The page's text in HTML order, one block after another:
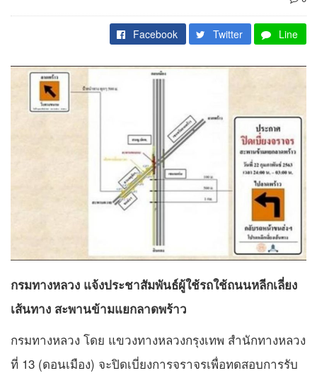
Facebook Twitter Line
กรมทางหลวง​ แจ้งประชาสัมพันธ์ผู้ใช้รถใช้ถนนหลีกเลี่ยง
เส้นทาง สะพานข้ามแยกลาดพร้าว
กรมทางหลวง โดย แขวงทางหลวงกรุงเทพ สำนักทางหลวง
ที่ 13 (ดอนเมือง) จะปิดเบี่ยงการจราจรเพื่อทดสอบการรับ